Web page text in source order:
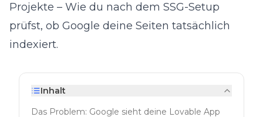
Projekte – Wie du nach dem SSG-Setup
prüfst, ob Google deine Seiten tatsächlich
indexiert.
Inhalt
Das Problem: Google sieht deine Lovable App